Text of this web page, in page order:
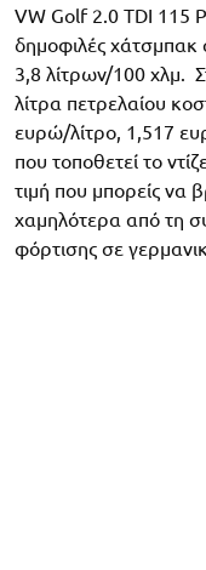
VW Golf 2.0 TDI 115
δημοφιλές
3,8 λίτρων/100 χλμ.
λίτρα πετρελαίου
ευρώ/λίτρο, 1,517
που τοποθετεί το
τιμή που μπορείς να
χαμηλότερα από τη
φόρτισης σε